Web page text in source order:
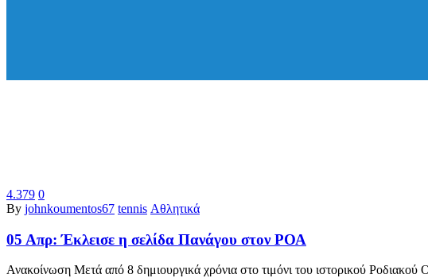
4.379 0
By johnkoumentos67 tennis Αθλητικά
05 Απρ:Έκλεισε η σελίδα Πανάγου στον ΡΟΑ
Ανακοίνωση Μετά από 8 δημιουργικά χρόνια στο τιμόνι του ιστορικού